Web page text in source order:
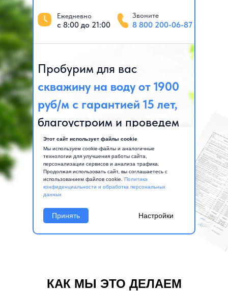
КАК МЫ ЭТО ДЕЛАЕМ